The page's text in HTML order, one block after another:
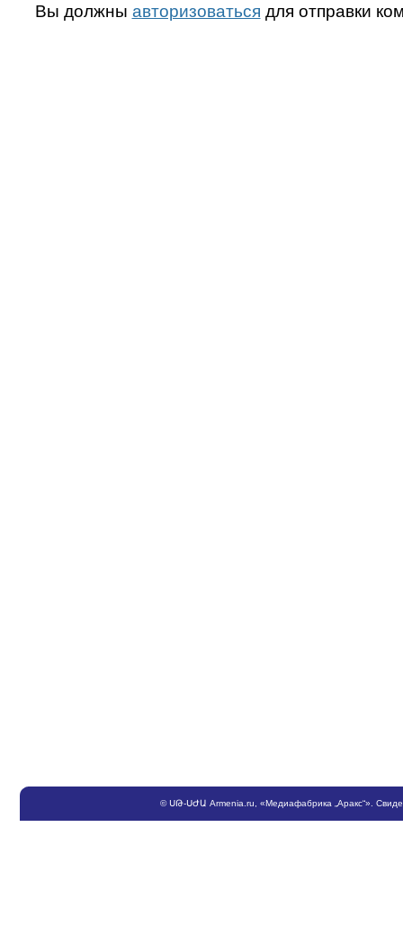
Вы должны авторизоваться для отправки
©ՍԹ-ՍԺԱ Armenia.ru , «Медиафабрика „Аракс“».